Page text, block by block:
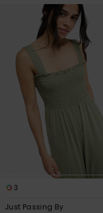
3
Just Passing By